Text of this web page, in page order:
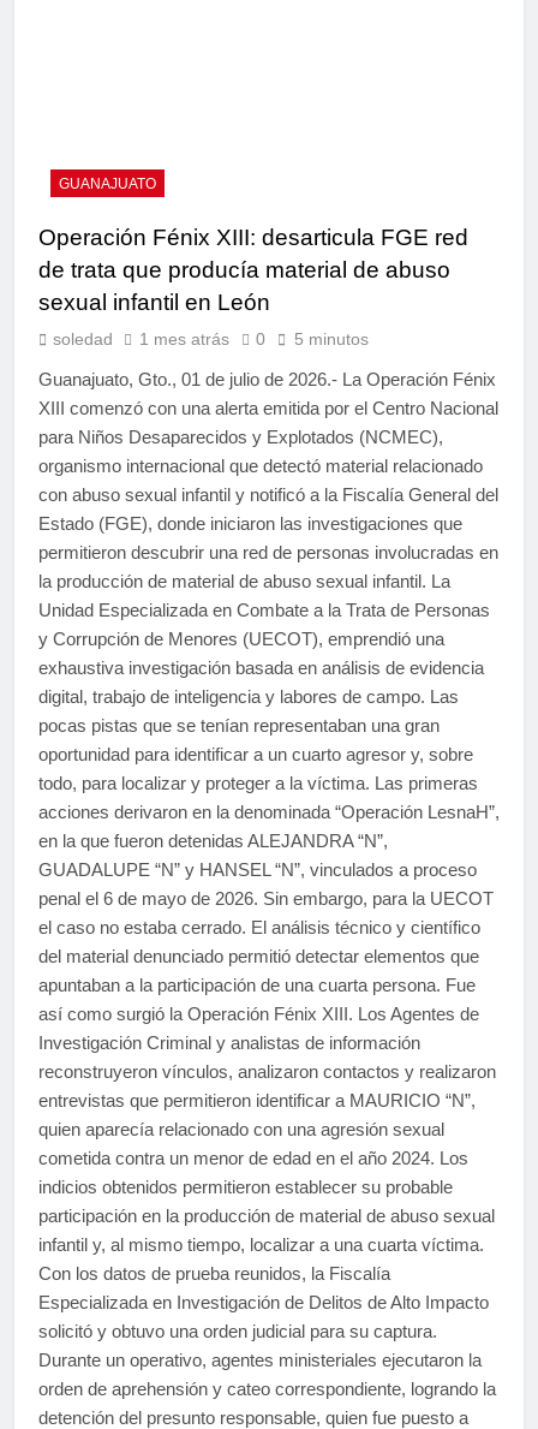
GUANAJUATO
Operación Fénix XIII: desarticula FGE red
de trata que producía material de abuso
sexual infantil en León
soledad 1 mes atrás 0 5 minutos
Guanajuato, Gto., 01 de julio de 2026.- La Operación Fénix
XIII comenzó con una alerta emitida por el Centro Nacional
para Niños Desaparecidos y Explotados (NCMEC),
organismo internacional que detectó material relacionado
con abuso sexual infantil y notificó a la Fiscalía General del
Estado (FGE), donde iniciaron las investigaciones que
permitieron descubrir una red de personas involucradas en
la producción de material de abuso sexual infantil. La
Unidad Especializada en Combate a la Trata de Personas
y Corrupción de Menores (UECOT), emprendió una
exhaustiva investigación basada en análisis de evidencia
digital, trabajo de inteligencia y labores de campo. Las
pocas pistas que se tenían representaban una gran
oportunidad para identificar a un cuarto agresor y, sobre
todo, para localizar y proteger a la víctima. Las primeras
acciones derivaron en la denominada “Operación LesnaH”,
en la que fueron detenidas ALEJANDRA “N”,
GUADALUPE “N” y HANSEL “N”, vinculados a proceso
penal el 6 de mayo de 2026. Sin embargo, para la UECOT
el caso no estaba cerrado. El análisis técnico y científico
del material denunciado permitió detectar elementos que
apuntaban a la participación de una cuarta persona. Fue
así como surgió la Operación Fénix XIII. Los Agentes de
Investigación Criminal y analistas de información
reconstruyeron vínculos, analizaron contactos y realizaron
entrevistas que permitieron identificar a MAURICIO “N”,
quien aparecía relacionado con una agresión sexual
cometida contra un menor de edad en el año 2024. Los
indicios obtenidos permitieron establecer su probable
participación en la producción de material de abuso sexual
infantil y, al mismo tiempo, localizar a una cuarta víctima.
Con los datos de prueba reunidos, la Fiscalía
Especializada en Investigación de Delitos de Alto Impacto
solicitó y obtuvo una orden judicial para su captura.
Durante un operativo, agentes ministeriales ejecutaron la
orden de aprehensión y cateo correspondiente, logrando la
detención del presunto responsable, quien fue puesto a